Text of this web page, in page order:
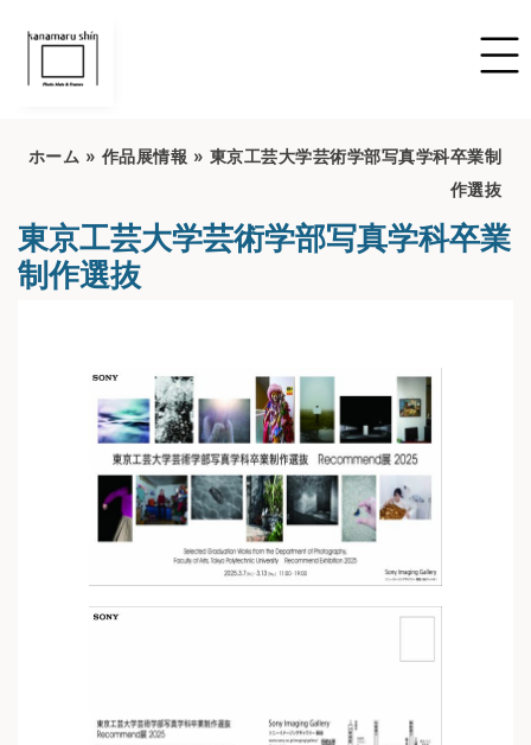
ホーム » 作品展情報 » 東京工芸大学芸術学部写真学科卒業制
作選抜
東京工芸大学芸術学部写真学科卒業
制作選抜